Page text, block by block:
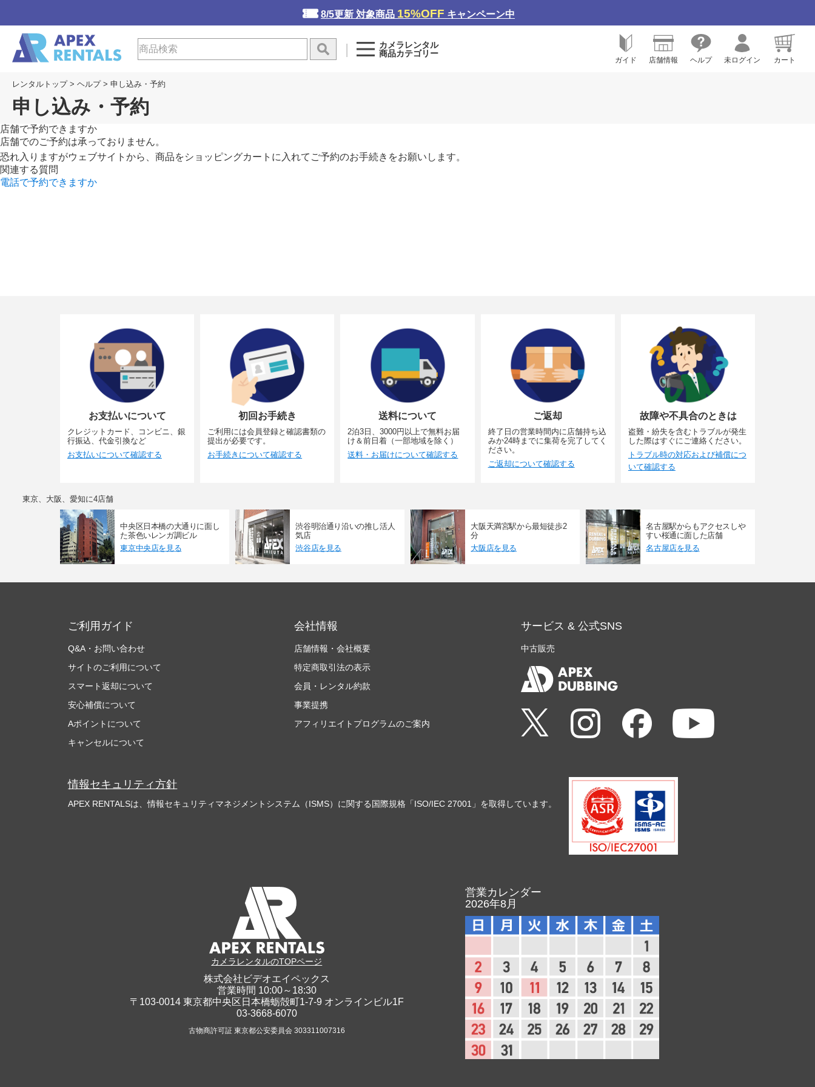
8/5更新 対象商品 15%OFF キャンペーン中
カメラレンタル
商品カテゴリー
ガイド 店舗情報 ヘルプ 未ログイン カート
レンタルトップ> ヘルプ> 申し込み・予約
申し込み・予約
店舗で予約できますか
店舗でのご予約は承っておりません。
恐れ入りますがウェブサイトから、商品をショッピングカートに入れてご予約のお手続きをお願いします。
関連する質問
電話で予約できますか
お支払いについて
クレジットカード、コンビニ、銀
行振込、代金引換など
お支払いについて確認する
初回お手続き
ご利用には会員登録と確認書類の
提出が必要です。
お手続きについて確認する
送料について
2泊3日、3000円以上で無料お届
け＆前日着（一部地域を除く）
送料・お届けについて確認する
ご返却
終了日の営業時間内に店舗持ち込
みか24時までに集荷を完了してく
ださい。
ご返却について確認する
故障や不具合のときは
盗難・紛失を含むトラブルが発生
した際はすぐにご連絡ください。
トラブル時の対応および補償につ
いて確認する
東京、大阪、愛知に4店舗
中央区日本橋の大通りに面し
た茶色いレンガ調ビル
東京中央店を見る
渋谷明治通り沿いの推し活人
気店
渋谷店を見る
大阪天満宮駅から最短徒歩2
分
大阪店を見る
名古屋駅からもアクセスしや
すい桜通に面した店舗
名古屋店を見る
ご利用ガイド
Q&A・お問い合わせ
サイトのご利用について
スマート返却について
安心補償について
Aポイントについて
キャンセルについて
会社情報
店舗情報・会社概要
特定商取引法の表示
会員・レンタル約款
事業提携
アフィリエイトプログラムのご案内
サービス & 公式SNS
中古販売
情報セキュリティ方針
APEX RENTALSは、情報セキュリティマネジメントシステム（ISMS）に関する国際規格「ISO/IEC 27001」を取得しています。
カメラレンタルのTOPページ
株式会社ビデオエイペックス
営業時間 10:00～18:30
〒103-0014 東京都中央区日本橋蛎殻町1-7-9 オンラインビル1F
03-3668-6070
古物商許可証 東京都公安委員会 303311007316
営業カレンダー
2026年8月